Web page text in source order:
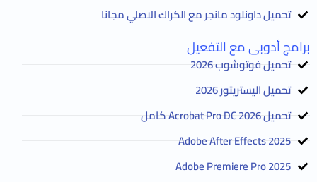
تحميل داونلود مانجر مع الكراك الاصلي مجانا
برامج أدوبى مع التفعيل
تحميل فوتوشوب 2026
تحميل اليستريتور 2026
تحميل Acrobat Pro DC 2026 كامل
Adobe After Effects 2025
Adobe Premiere Pro 2025